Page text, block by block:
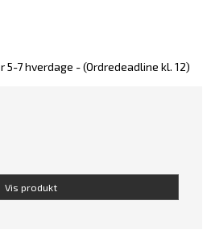
7 hverdage - (Ordredeadline kl. 12)
Vis produkt